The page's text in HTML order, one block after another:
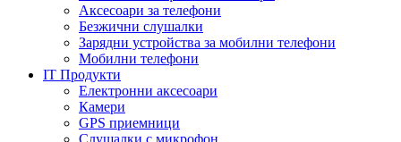
Аксесоари за телефони
Безжични слушалки
Зарядни устройства за мобилни телефони
Мобилни телефони
IT Продукти
Електронни аксесоари
Камери
GPS приемници